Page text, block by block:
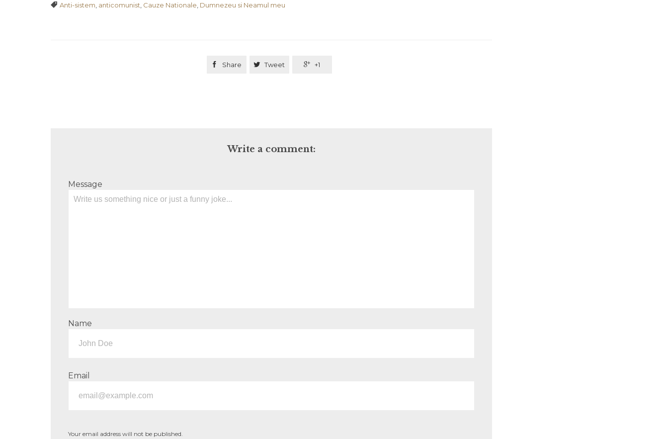
 Tags
Anti-sistem anticomunist Cauze Nationale Dumnezeu si Neamul meu
 Share  Tweet  +1
Write a comment:
Message
Name
Email
Your email address will not be published.